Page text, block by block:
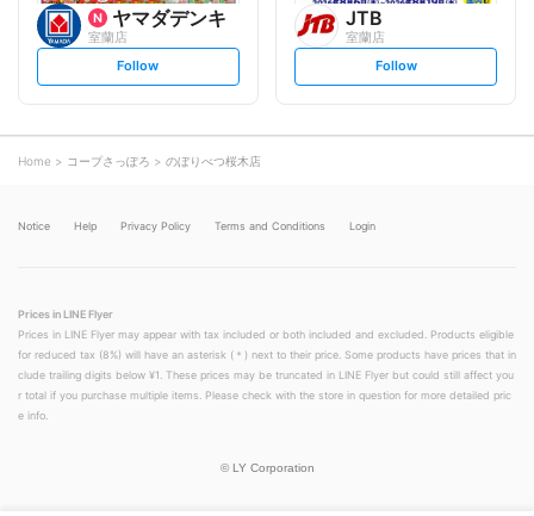
ヤマダデンキ
室蘭店
s
t
w
Follow
JTB
室蘭店
s
t
Follow
Home コープさっぽろ のぼりべつ桜木店
Notice Help Privacy Policy Terms and Conditions Login
Prices in LINE Flyer
Prices in LINE Flyer may appear with tax included or both included and excluded. Products eligible
for reduced tax (8%) will have an asterisk (＊) next to their price. Some products have prices that in
clude trailing digits below ¥1. These prices may be truncated in LINE Flyer but could still affect you
r total if you purchase multiple items. Please check with the store in question for more detailed pric
e info.
© LY Corporation